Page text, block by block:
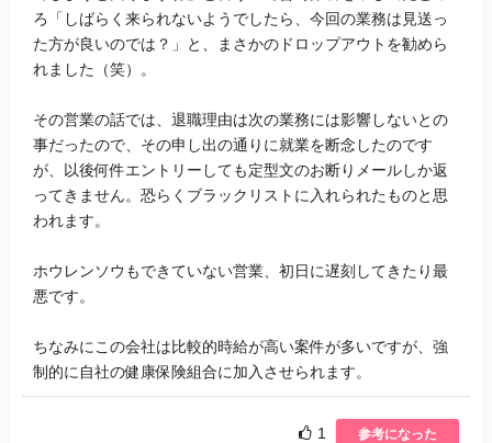
ろ「しばらく来られないようでしたら、今回の業務は見送っ
た方が良いのでは？」と、まさかのドロップアウトを勧めら
れました（笑）。
その営業の話では、退職理由は次の業務には影響しないとの
事だったので、その申し出の通りに就業を断念したのです
が、以後何件エントリーしても定型文のお断りメールしか返
ってきません。恐らくブラックリストに入れられたものと思
われます。
ホウレンソウもできていない営業、初日に遅刻してきたり最
悪です。
ちなみにこの会社は比較的時給が高い案件が多いですが、強
制的に自社の健康保険組合に加入させられます。
1 参考になった